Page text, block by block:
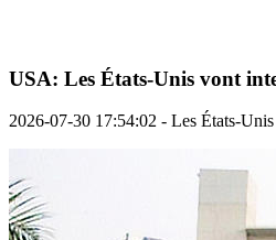
USA: Les États-Unis vont
2026-07-30 17:54:02 - Les États-